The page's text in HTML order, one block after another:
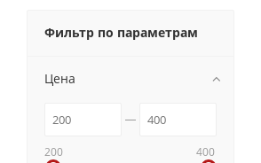
Фильтр по параметрам
Цена
200 400